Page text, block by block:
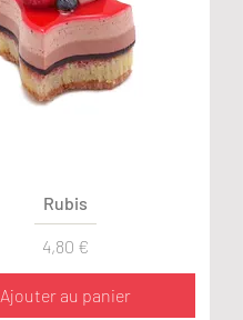
Rubis
Prix
4,80 €
Ajouter au panier